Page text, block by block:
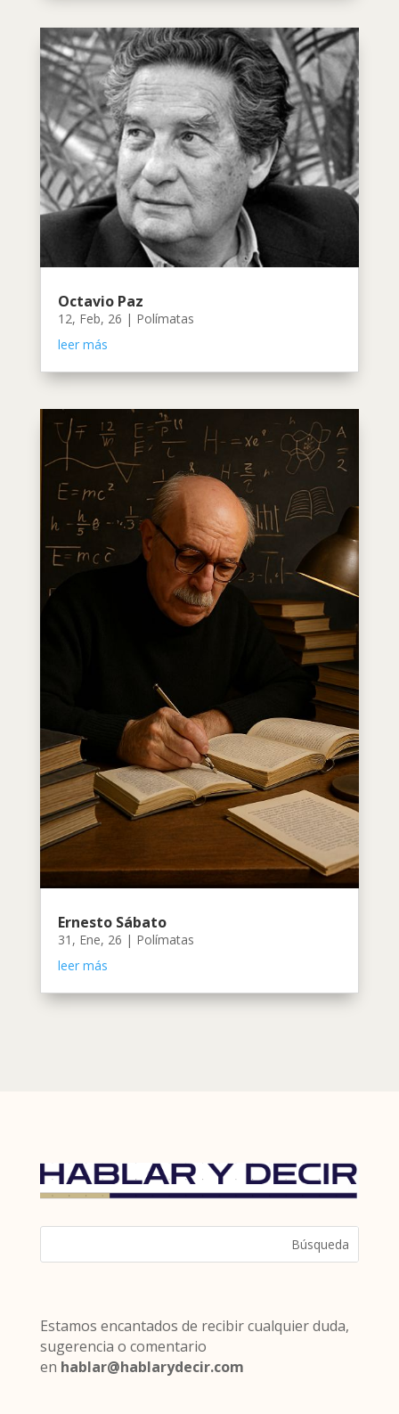
Octavio Paz
12, Feb, 26 | Polímatas
leer más
Ernesto Sábato
31, Ene, 26 | Polímatas
leer más
Estamos encantados de recibir cualquier duda,
sugerencia o comentario
en hablar@hablarydecir.com